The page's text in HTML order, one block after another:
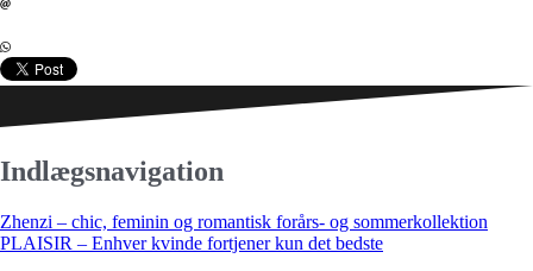
Indlægsnavigation
Zhenzi – chic, feminin og romantisk forårs- og sommerkollektion
PLAISIR – Enhver kvinde fortjener kun det bedste